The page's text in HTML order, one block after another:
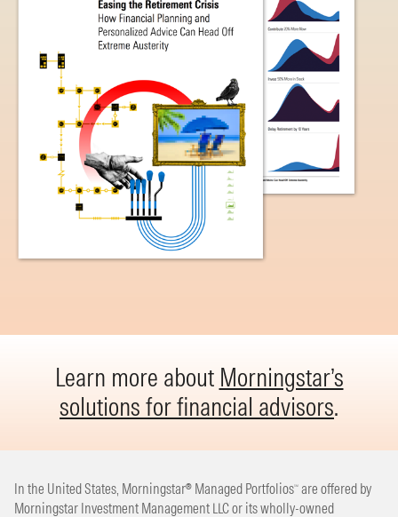
Learn more about Morningstar’s
solutions for financial advisors.
In the United States, Morningstar® Managed PortfoliosSM are offered by
Morningstar Investment Management LLC or its wholly-owned